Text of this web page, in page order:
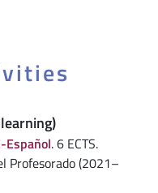
Español. 6 ECTS.
Profesorado (2021–